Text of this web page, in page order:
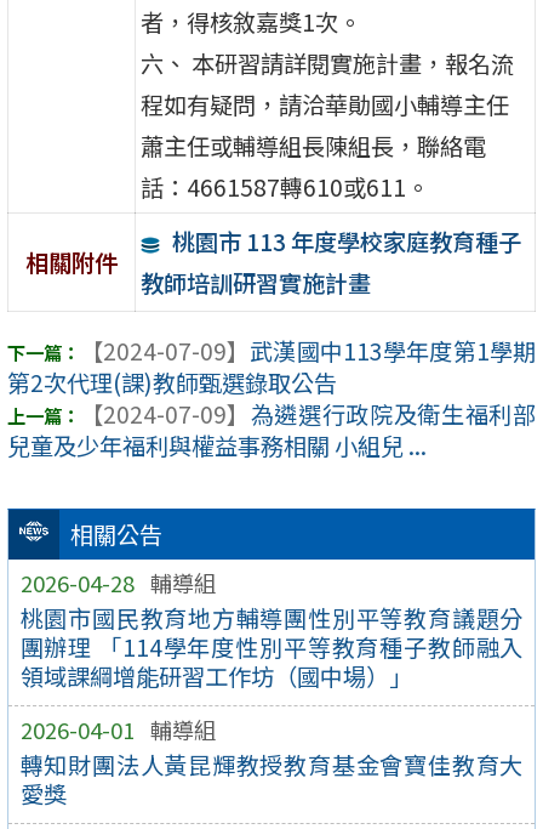
相關公告
2026-04-28 輔導組
桃園市國民教育地方輔導團性別平等教育議題分
團辦理 「114學年度性別平等教育種子教師融入
領域課綱增能研習工作坊（國中場）」
2026-04-01 輔導組
轉知財團法人黃昆輝教授教育基金會寶佳教育大
愛獎
者，得核敘嘉獎1次。
六、 本研習請詳閱實施計畫，報名流
程如有疑問，請洽華勛國小輔導主任
蕭主任或輔導組長陳組長，聯絡電
話：4661587轉610或611。
相關附件
桃園市 113 年度學校家庭教育種子
教師培訓研習實施計畫
【2024-07-09】 武漢國中113學年度第1學期
第2次代理(課)教師甄選錄取公告
【2024-07-09】 為遴選行政院及衛生福利部
兒童及少年福利與權益事務相關 小組兒 ...